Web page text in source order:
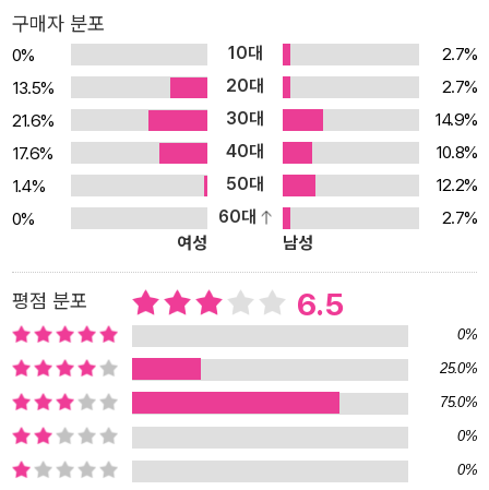
구매자 분포
0% 10대
2.7%
13.5%
20대
2.7%
21.6%
30대
14.9%
17.6%
40대
10.8%
1.4%
50대
12.2%
0%
60대
2.7%
여성
남성
평점 분포 6.5
0%
25.0%
75.0%
0%
0%